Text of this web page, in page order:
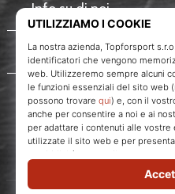
Info su di noi
Servizio clienti